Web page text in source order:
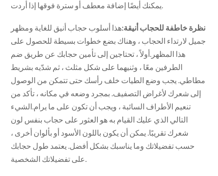
يمكنك أيضًا إضافة معطف أو سترة فوقها إذا أردت.
نظرة خاطفة للحجاب أنيقة:هذا أسلوب حجاب أنيق للغاية ومظهر
جميل لارتداء الحجاب ، وهناك بضع خطوات بسيطة للحصول على
هذا المظهر.أولاً ، تحتاجين إلى تأمين حجابك عن طريق ضم
الطرفين معًا ، وثنيهما على شكل مثلث ، ثم شدّيه بشريط
مطاطي. يجب وضع الطيات خلف رأسك حتى تتمكن من الوصول
إلى شعرك لأغراض التصفيف. بمجرد وضعه في مكانه ، تأكد من
تنعيم الأطراف السائبة ، ويجب أن تكون على ما يرام.الشيء
التالي الذي عليك القيام به هو العثور على حجاب بنفس لون
شعرك تقريبًا. يمكن أن يكون باللون الأسود أو بألوان أخرى ،
حسب تفضيلاتك وما يناسبك بشكل أفضل. يعتمد طول حجابك
على تفضيلاتك الشخصية.